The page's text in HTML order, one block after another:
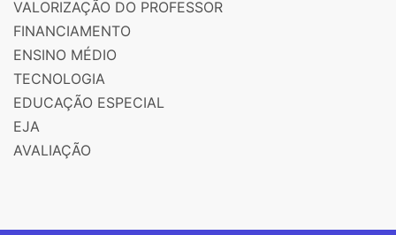
VALORIZAÇÃO DO PROFESSOR
FINANCIAMENTO
ENSINO MÉDIO
TECNOLOGIA
EDUCAÇÃO ESPECIAL
EJA
AVALIAÇÃO